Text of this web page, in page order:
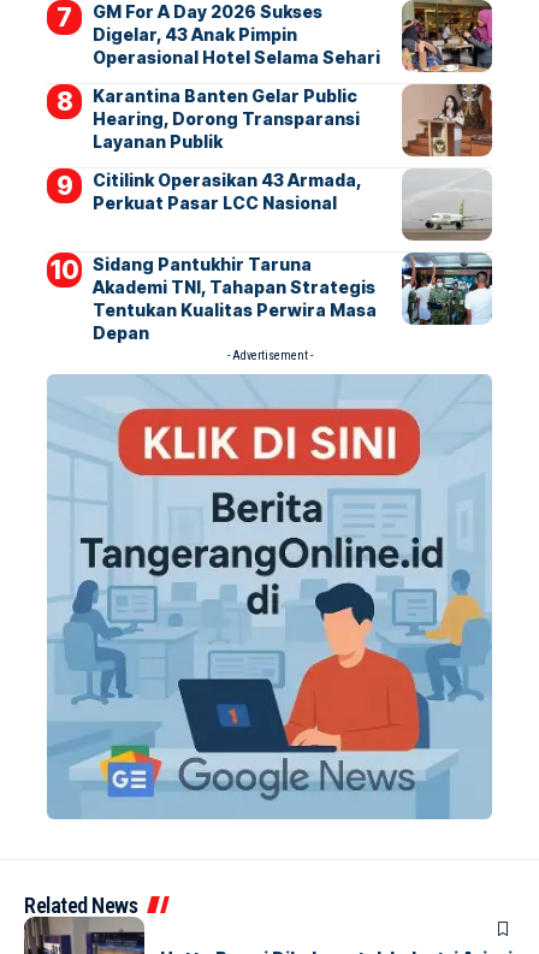
GM For A Day 2026 Sukses
Digelar, 43 Anak Pimpin
Operasional Hotel Selama Sehari
Karantina Banten Gelar Public
Hearing, Dorong Transparansi
Layanan Publik
Citilink Operasikan 43 Armada,
Perkuat Pasar LCC Nasional
Sidang Pantukhir Taruna
Akademi TNI, Tahapan Strategis
Tentukan Kualitas Perwira Masa
Depan
- Advertisement -
Related News
BANDARA BERITA